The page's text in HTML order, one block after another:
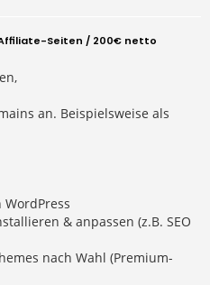
Seiten / 200€ netto
an. Beispielsweise als
& anpassen (z.B. SEO
nach Wahl (Premium-